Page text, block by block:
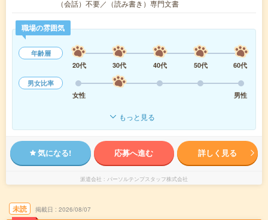
（会話）不要／（読み書き）専門文書
職場の雰囲気
年齢層
20代
30代 40代 50代
60代
男女比率
女性
男性
もっと見る
気になる! 応募へ進む 詳しく見る
派遣会社 パーソルテンプスタッフ株式会社
未読 掲載日 2026/08/07